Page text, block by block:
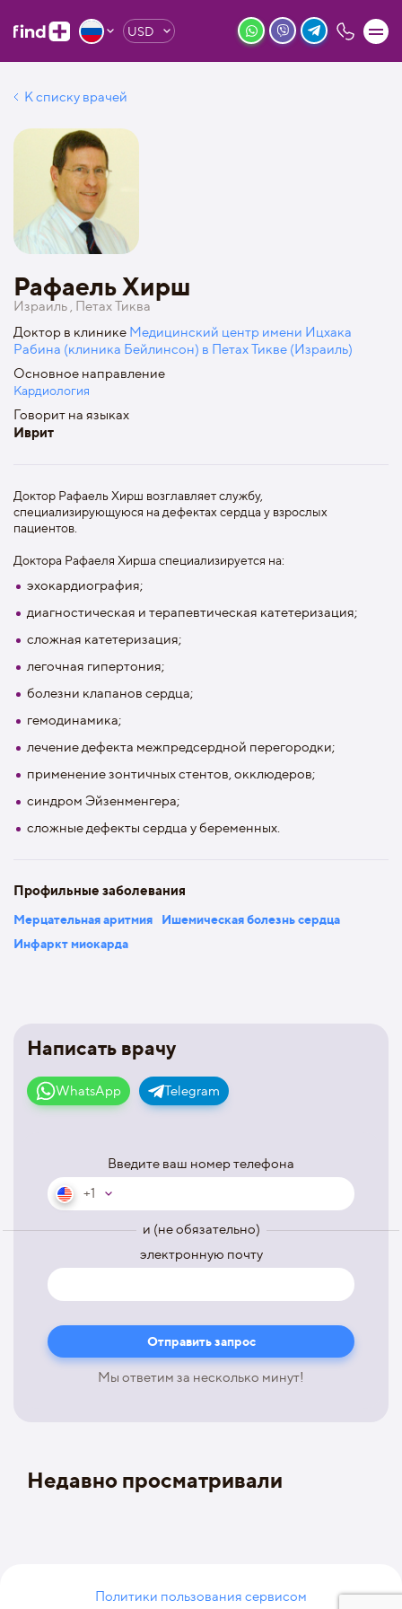
USD
К списку врачей
Написать врачу
WhatsApp Telegram
Введите ваш номер телефона
+1
и (не обязательно)
электронную почту
Мы ответим за несколько минут!
Рафаель Хирш
Израиль , Петах Тиква
Доктор в клинике Медицинский центр имени Ицхака
Рабина (клиника Бейлинсон) в Петах Тикве (Израиль)
Основное направление
Кардиология
Говорит на языках
Иврит
Доктор Рафаель Хирш возглавляет службу,
специализирующуюся на дефектах сердца у взрослых
пациентов.
Доктора Рафаеля Хирша специализируется на:
эхокардиография;
диагностическая и терапевтическая катетеризация;
сложная катетеризация;
легочная гипертония;
болезни клапанов сердца;
гемодинамика;
лечение дефекта межпредсердной перегородки;
применение зoнтичных стентов, окклюдеров;
синдpoм Эйзенменгера;
слoжные дефекты сердца у беременных.
Профильные заболевания
Мерцательная аритмия
Ишемическая болезнь сердца
Инфаркт миокарда
Недавно просматривали
Политики пользования сервисом